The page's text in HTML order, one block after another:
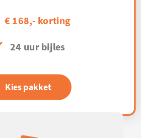
€ 168,- korting
24 uur bijles
Kies pakket